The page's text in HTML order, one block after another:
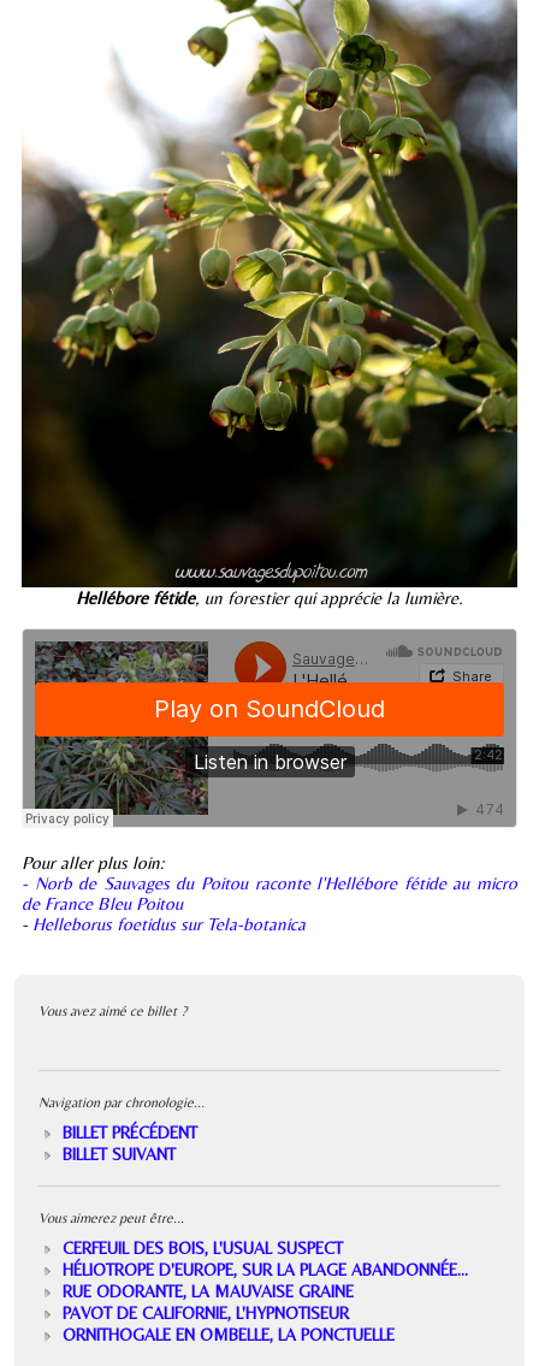
Hellébore fétide, un forestier qui apprécie la lumière.
Pour aller plus loin:
- Norb de Sauvages du Poitou raconte l'Hellébore fétide au micro
de France Bleu Poitou
- Helleborus foetidus sur Tela-botanica
Vous avez aimé ce billet ?
Navigation par chronologie...
BILLET PRÉCÉDENT
BILLET SUIVANT
Vous aimerez peut être...
CERFEUIL DES BOIS, L'USUAL SUSPECT
HÉLIOTROPE D'EUROPE, SUR LA PLAGE ABANDONNÉE...
RUE ODORANTE, LA MAUVAISE GRAINE
PAVOT DE CALIFORNIE, L'HYPNOTISEUR
ORNITHOGALE EN OMBELLE, LA PONCTUELLE